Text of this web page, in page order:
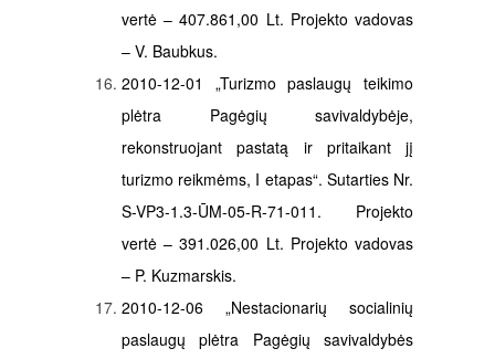
vertė – 407.861,00 Lt. Projekto vadovas
– V. Baubkus.
2010-12-01 „Turizmo paslaugų teikimo
plėtra Pagėgių savivaldybėje,
rekonstruojant pastatą ir pritaikant jį
turizmo reikmėms, I etapas“. Sutarties Nr.
S-VP3-1.3-ŪM-05-R-71-011. Projekto
vertė – 391.026,00 Lt. Projekto vadovas
– P. Kuzmarskis.
2010-12-06 „Nestacionarių socialinių
paslaugų plėtra Pagėgių savivaldybės